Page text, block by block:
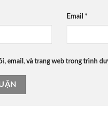
Email *
email, và trang web trong trình